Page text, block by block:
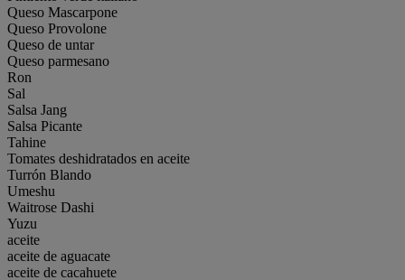
Queso Mascarpone
Queso Provolone
Queso de untar
Queso parmesano
Ron
Sal
Salsa Jang
Salsa Picante
Tahine
Tomates deshidratados en aceite
Turrón Blando
Umeshu
Waitrose Dashi
Yuzu
aceite
aceite de aguacate
aceite de cacahuete